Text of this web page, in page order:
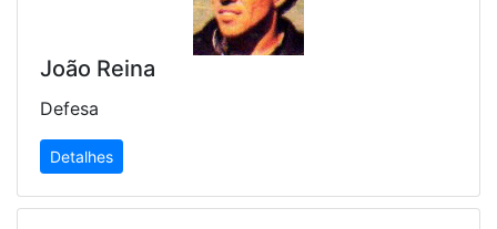
João Reina
Defesa
Detalhes